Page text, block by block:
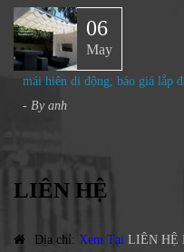
06
May
mái hiên di động, báo giá lắp
- By anh
LIÊN HỆ
Địa chỉ: Xem Tại LIÊN HỆ